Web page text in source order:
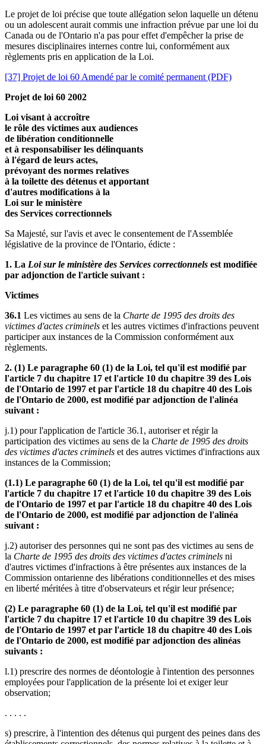
Le projet de loi précise que toute allégation selon laquelle un détenu
ou un adolescent aurait commis une infraction prévue par une loi du
Canada ou de l'Ontario n'a pas pour effet d'empêcher la prise de
mesures disciplinaires internes contre lui, conformément aux
règlements pris en application de la Loi.
[37] Projet de loi 60 Amendé par le comité permanent (PDF)
Projet de loi 60 2002
Loi visant à accroître
le rôle des victimes aux audiences
de libération conditionnelle
et à responsabiliser les délinquants
à l'égard de leurs actes,
prévoyant des normes relatives
à la toilette des détenus et apportant
d'autres modifications à la
Loi sur le ministère
des Services correctionnels
Sa Majesté, sur l'avis et avec le consentement de l'Assemblée
législative de la province de l'Ontario, édicte :
1. La Loi sur le ministère des Services correctionnels est modifiée
par adjonction de l'article suivant :
Victimes
36.1 Les victimes au sens de la Charte de 1995 des droits des
victimes d'actes criminels et les autres victimes d'infractions peuvent
participer aux instances de la Commission conformément aux
règlements.
2. (1) Le paragraphe 60 (1) de la Loi, tel qu'il est modifié par
l'article 7 du chapitre 17 et l'article 10 du chapitre 39 des Lois
de l'Ontario de 1997 et par l'article 18 du chapitre 40 des Lois
de l'Ontario de 2000, est modifié par adjonction de l'alinéa
suivant :
j.1) pour l'application de l'article 36.1, autoriser et régir la
participation des victimes au sens de la Charte de 1995 des droits
des victimes d'actes criminels et des autres victimes d'infractions aux
instances de la Commission;
(1.1) Le paragraphe 60 (1) de la Loi, tel qu'il est modifié par
l'article 7 du chapitre 17 et l'article 10 du chapitre 39 des Lois
de l'Ontario de 1997 et par l'article 18 du chapitre 40 des Lois
de l'Ontario de 2000, est modifié par adjonction de l'alinéa
suivant :
j.2) autoriser des personnes qui ne sont pas des victimes au sens de
la Charte de 1995 des droits des victimes d'actes criminels ni
d'autres victimes d'infractions à être présentes aux instances de la
Commission ontarienne des libérations conditionnelles et des mises
en liberté méritées à titre d'observateurs et régir leur présence;
(2) Le paragraphe 60 (1) de la Loi, tel qu'il est modifié par
l'article 7 du chapitre 17 et l'article 10 du chapitre 39 des Lois
de l'Ontario de 1997 et par l'article 18 du chapitre 40 des Lois
de l'Ontario de 2000, est modifié par adjonction des alinéas
suivants :
l.1) prescrire des normes de déontologie à l'intention des personnes
employées pour l'application de la présente loi et exiger leur
observation;
. . . . .
s) prescrire, à l'intention des détenus qui purgent des peines dans des